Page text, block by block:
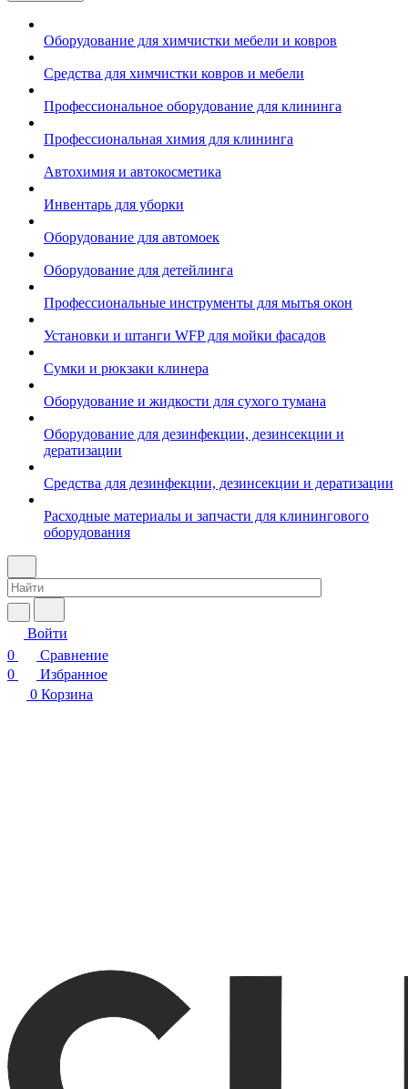
Оборудование для химчистки мебели и ковров
Средства для химчистки ковров и мебели
Профессиональное оборудование для клининга
Профессиональная химия для клининга
Автохимия и автокосметика
Инвентарь для уборки
Оборудование для автомоек
Оборудование для детейлинга
Профессиональные инструменты для мытья окон
Установки и штанги WFP для мойки фасадов
Сумки и рюкзаки клинера
Оборудование и жидкости для сухого тумана
Оборудование для дезинфекции, дезинсекции и
дератизации
Средства для дезинфекции, дезинсекции и дератизации
Расходные материалы и запчасти для клинингового
оборудования
Войти
0
Сравнение
0
Избранное
0 Корзина